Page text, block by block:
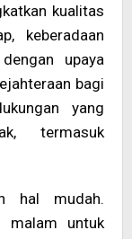
kualitas
keberadaan
upaya
bagi
yang
termasuk
hal mudah.
malam untuk